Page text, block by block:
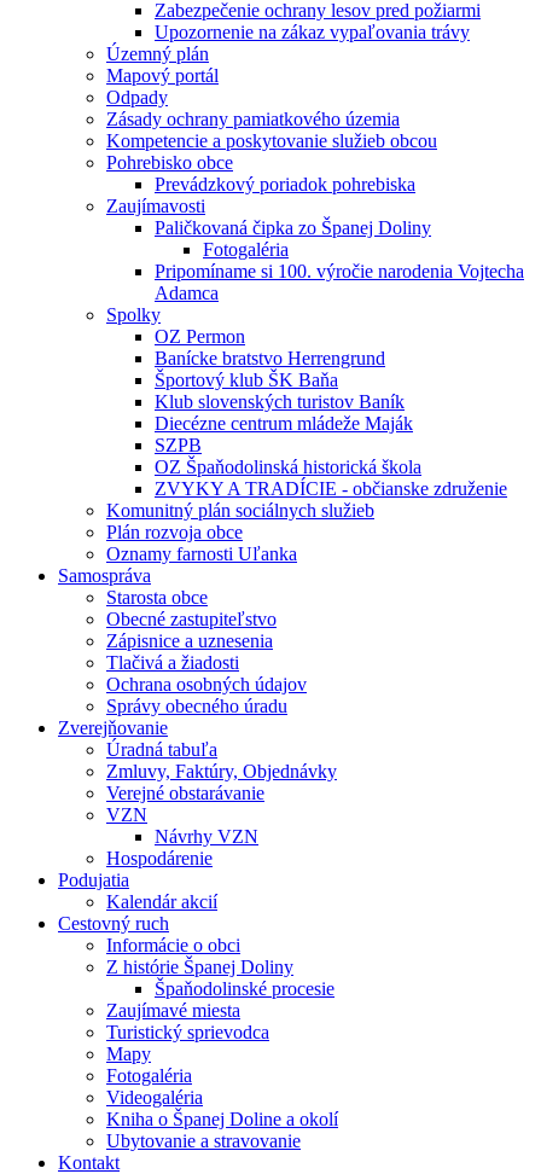
Zabezpečenie ochrany lesov pred požiarmi
Upozornenie na zákaz vypaľovania trávy
Územný plán
Mapový portál
Odpady
Zásady ochrany pamiatkového územia
Kompetencie a poskytovanie služieb obcou
Pohrebisko obce
Prevádzkový poriadok pohrebiska
Zaujímavosti
Paličkovaná čipka zo Španej Doliny
Fotogaléria
Pripomíname si 100. výročie narodenia Vojtecha
Adamca
Spolky
OZ Permon
Banícke bratstvo Herrengrund
Športový klub ŠK Baňa
Klub slovenských turistov Baník
Diecézne centrum mládeže Maják
SZPB
OZ Špaňodolinská historická škola
ZVYKY A TRADÍCIE - občianske združenie
Komunitný plán sociálnych služieb
Plán rozvoja obce
Oznamy farnosti Uľanka
Samospráva
Starosta obce
Obecné zastupiteľstvo
Zápisnice a uznesenia
Tlačivá a žiadosti
Ochrana osobných údajov
Správy obecného úradu
Zverejňovanie
Úradná tabuľa
Zmluvy, Faktúry, Objednávky
Verejné obstarávanie
VZN
Návrhy VZN
Hospodárenie
Podujatia
Kalendár akcií
Cestovný ruch
Informácie o obci
Z histórie Španej Doliny
Špaňodolinské procesie
Zaujímavé miesta
Turistický sprievodca
Mapy
Fotogaléria
Videogaléria
Kniha o Španej Doline a okolí
Ubytovanie a stravovanie
Kontakt